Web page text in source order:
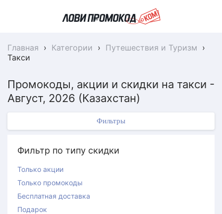
Главная › Категории › Путешествия и Туризм ›
Такси
Промокоды, акции и скидки на такси -
Август, 2026 (Казахстан)
Фильтры
Фильтр по типу скидки
Только акции
Только промокоды
Бесплатная доставка
Подарок